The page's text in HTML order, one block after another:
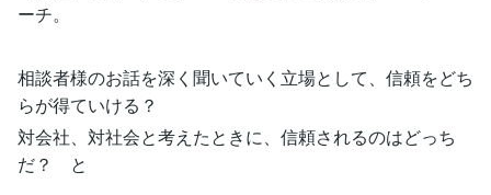
ーチ。
相談者様のお話を深く聞いていく立場として、信頼をどち
らが得ていける？
対会社、対社会と考えたときに、信頼されるのはどっち
だ？ と